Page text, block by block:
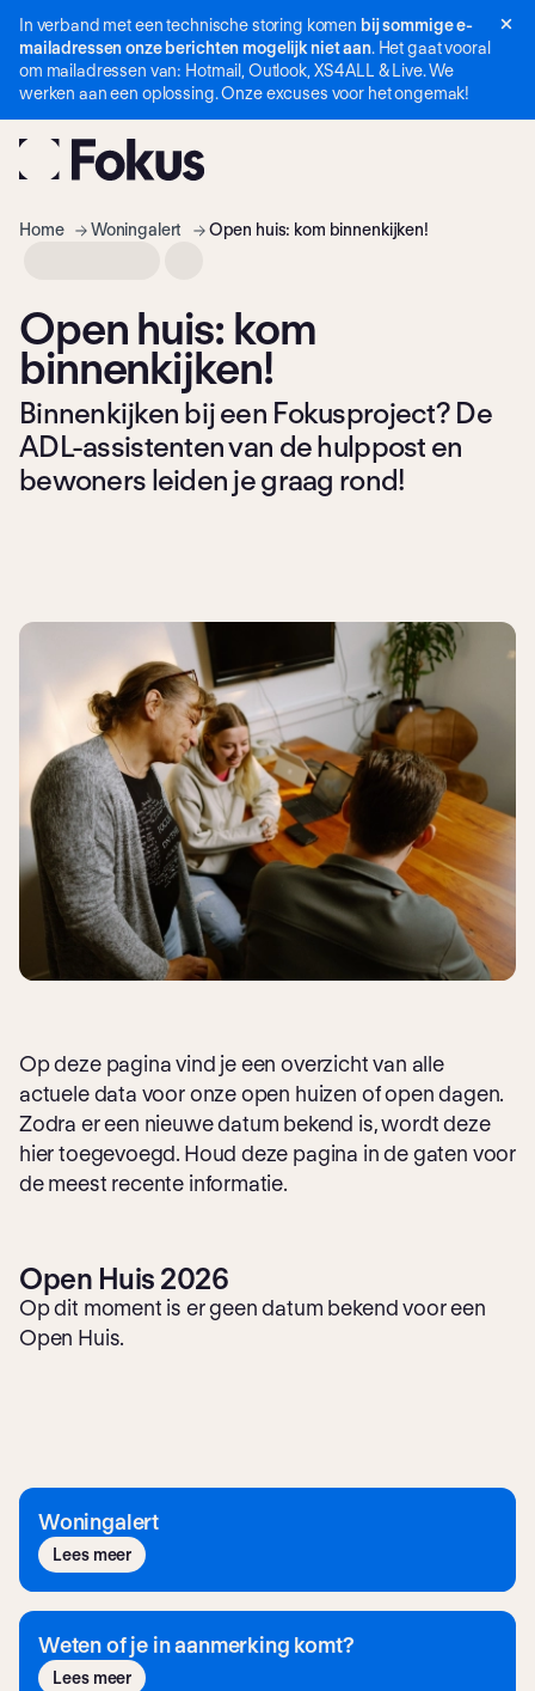
Navigatie
overslaan
In verband met een technische storing komen bij sommige e-
mailadressen onze berichten mogelijk niet aan. Het gaat vooral
om mailadressen van: Hotmail, Outlook, XS4ALL & Live. We
werken aan een oplossing. Onze excuses voor het ongemak!
Home Woningalert Open huis: kom binnenkijken!
Open huis: kom
binnenkijken!
Binnenkijken bij een Fokusproject? De
ADL-assistenten van de hulppost en
bewoners leiden je graag rond!
Op deze pagina vind je een overzicht van alle
actuele data voor onze open huizen of open dagen.
Zodra er een nieuwe datum bekend is, wordt deze
hier toegevoegd. Houd deze pagina in de gaten voor
de meest recente informatie.
Open Huis 2026
Op dit moment is er geen datum bekend voor een
Open Huis.
Wonen bij Fokus in
Woningalert
Lees meer
Weten of je in aanmerking komt?
Lees meer